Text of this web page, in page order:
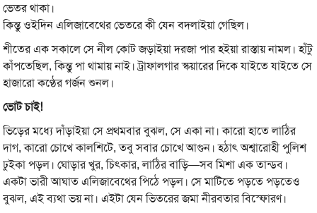
ভেতর থাকা।
কিন্তু ওইদিন এলিজাবেথের ভেতরে কী যেন বদলাইয়া গেছিল।
শীতের এক সকালে সে নীল কোট জড়াইয়া দরজা পার হইয়া রাস্তায় নামল। হাঁটু
কাঁপতেছিল, কিন্তু পা থামায় নাই। ট্রাফালগার স্কয়ারের দিকে যাইতে যাইতে সে
হাজারো কণ্ঠের গর্জন শুনল।
ভোট চাই!
ভিড়ের মধ্যে দাঁড়াইয়া সে প্রথমবার বুঝল, সে একা না। কারো হাতে লাঠির
দাগ, কারো চোখে কালশিটে, তবু সবার চোখে আগুন। হঠাৎ অশ্বারোহী পুলিশ
ঢুইকা পড়ল। ঘোড়ার খুর, চিৎকার, লাঠির বাড়ি—সব মিশা এক তান্ডব।
একটা ভারী আঘাত এলিজাবেথের পিঠে পড়ল। সে মাটিতে পড়তে পড়তেও
বুঝল, এই ব্যথা ভয় না। এইটা যেন ভিতরের জমা নীরবতার বিস্ফোরণ।